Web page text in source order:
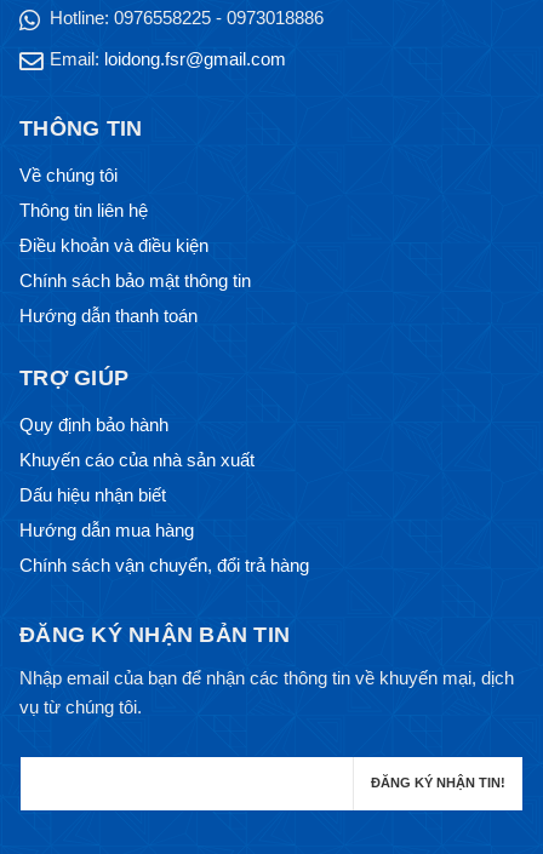
Hotline: 0976558225 - 0973018886
Email: loidong.fsr@gmail.com
THÔNG TIN
Về chúng tôi
Thông tin liên hệ
Điều khoản và điều kiện
Chính sách bảo mật thông tin
Hướng dẫn thanh toán
TRỢ GIÚP
Quy định bảo hành
Khuyến cáo của nhà sản xuất
Dấu hiệu nhận biết
Hướng dẫn mua hàng
Chính sách vận chuyển, đổi trả hàng
ĐĂNG KÝ NHẬN BẢN TIN
Nhập email của bạn để nhận các thông tin về khuyến mại, dịch
vụ từ chúng tôi.